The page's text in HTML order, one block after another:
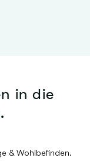
in die
& Wohlbefinden.